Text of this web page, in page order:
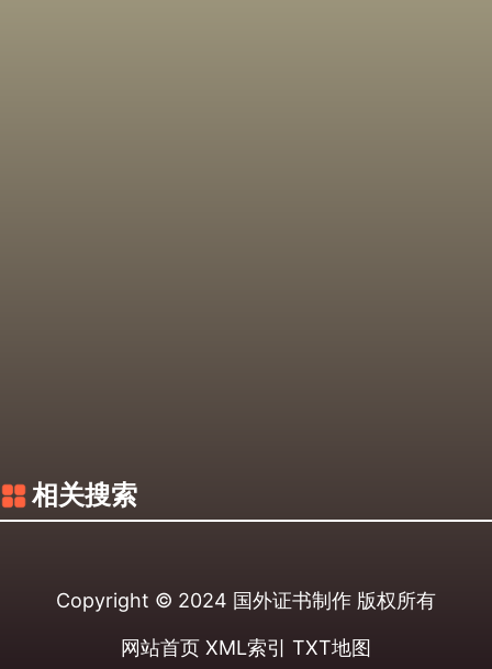
相关搜索
Copyright © 2024 国外证书制作 版权所有
网站首页 XML索引 TXT地图